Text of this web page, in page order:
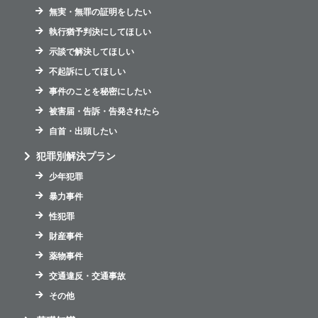
無実・無罪の証明をしたい
執行猶予判決にしてほしい
示談で解決してほしい
不起訴にしてほしい
事件のことを秘密にしたい
被害届・告訴・告発されたら
自首・出頭したい
犯罪別解決プラン
少年犯罪
暴力事件
性犯罪
財産事件
薬物事件
交通違反・交通事故
その他